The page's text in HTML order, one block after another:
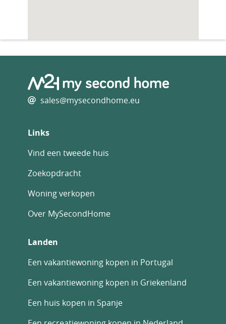
sales@mysecondhome.eu
Links
Vind een tweede huis
Zoekopdracht
Woning verkopen
Over MySecondHome
Landen
Een vakantiewoning kopen in Portugal
Een vakantiewoning kopen in Griekenland
Een huis kopen in Spanje